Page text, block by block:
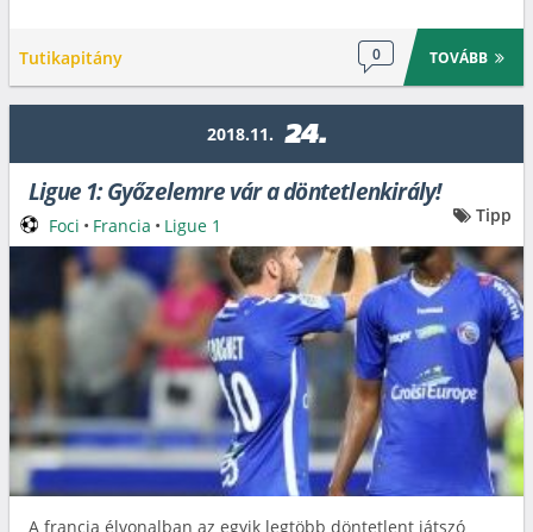
Tutikapitány 0 TOVÁBB
2018.11. 24.
Ligue 1: Győzelemre vár a döntetlenkirály!
A francia élvonalban az egyik legtöbb döntetlent játszó
Foci • Francia • Ligue 1 Tipp